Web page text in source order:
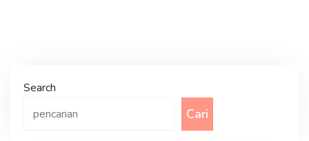
Search
Cari